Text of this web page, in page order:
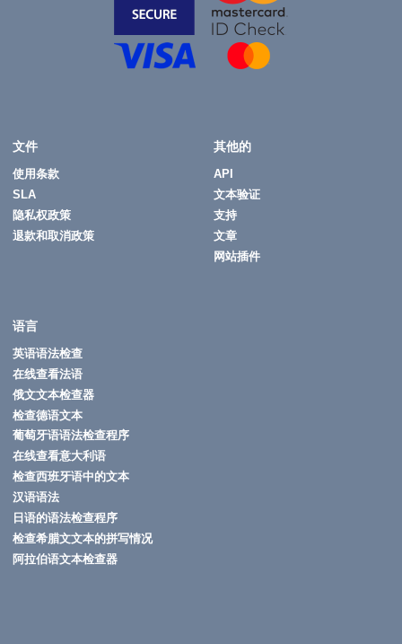
文件
使用条款
SLA
隐私权政策
退款和取消政策
其他的
API
文本验证
支持
文章
网站插件
语言
英语语法检查
在线查看法语
俄文文本检查器
检查德语文本
葡萄牙语语法检查程序
在线查看意大利语
检查西班牙语中的文本
汉语语法
日语的语法检查程序
检查希腊文文本的拼写情况
阿拉伯语文本检查器